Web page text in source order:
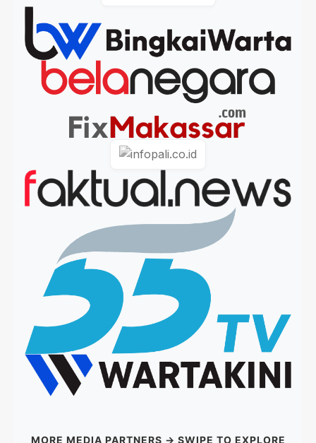
MORE MEDIA PARTNERS → SWIPE TO EXPLORE